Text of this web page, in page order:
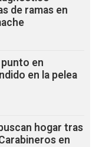
de ramas en
en
en la pelea
hogar tras
en